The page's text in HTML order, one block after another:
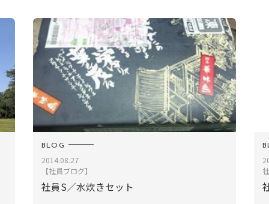
BLOG
2024.10.25
社員ブログ
社員TN／東京ナイトマーケット